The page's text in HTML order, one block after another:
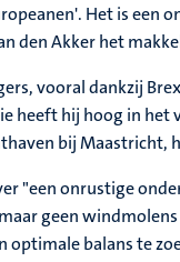
Het is een
den Akker het
vooral dankzij
heeft hij hoog in het
bij Maastricht,
"een onrustige
geen
optimale balans te